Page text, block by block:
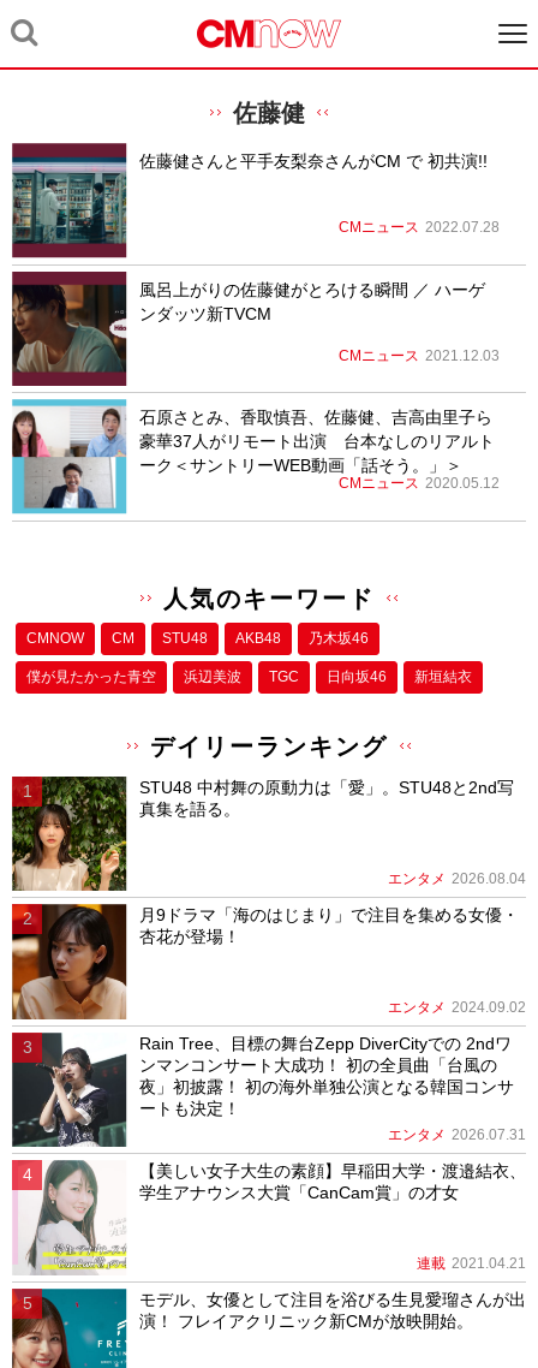
佐藤健
佐藤健さんと平手友梨奈さんがCM で 初共演!!
CMニュース 2022.07.28
風呂上がりの佐藤健がとろける瞬間 ／ ハーゲ
ンダッツ新TVCM
CMニュース 2021.12.03
石原さとみ、香取慎吾、佐藤健、吉高由里子ら
豪華37人がリモート出演 台本なしのリアルト
ーク＜サントリーWEB動画「話そう。」＞
CMニュース 2020.05.12
人気のキーワード
CMNOW CM STU48 AKB48 乃木坂46
僕が⾒たかった⻘空 浜辺美波 TGC 日向坂46 新垣結衣
デイリーランキング
STU48 中村舞の原動力は「愛」。STU48と2nd写
真集を語る。
エンタメ 2026.08.04
月9ドラマ「海のはじまり」で注目を集める女優・
杏花が登場！
エンタメ 2024.09.02
Rain Tree、目標の舞台Zepp DiverCityでの 2ndワ
ンマンコンサート大成功！ 初の全員曲「台風の
夜」初披露！ 初の海外単独公演となる韓国コンサ
ートも決定！
エンタメ 2026.07.31
【美しい女子大生の素顔】早稲田大学・渡邉結衣、
学生アナウンス大賞「CanCam賞」の才女
連載 2021.04.21
モデル、女優として注目を浴びる生見愛瑠さんが出
演！ フレイアクリニック新CMが放映開始。